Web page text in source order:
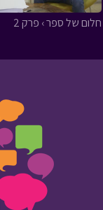
חלום של ספר › פרק 2